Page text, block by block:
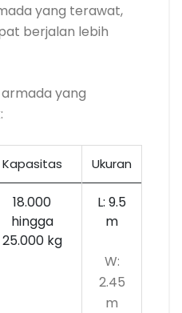
yang terawat,
berjalan lebih
yang
Kapasitas Ukuran
18.000
hingga
25.000 kg
L: 9.5
m
W:
2.45
m